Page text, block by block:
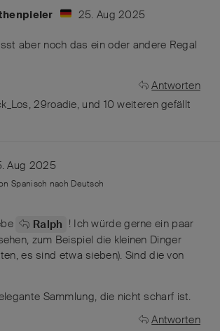
25. Aug 2025
aber noch das ein oder andere Regal
Antworten
,29roadie, und 10 weiterengefällt
Aug 2025
Spanisch nach Deutsch
Ralph ! Ich würde gerne ein paar
zum Beispiel die kleinen Dinger
es sind etwa sieben). Sind die von
Sammlung, die nicht scharf ist.
Antworten